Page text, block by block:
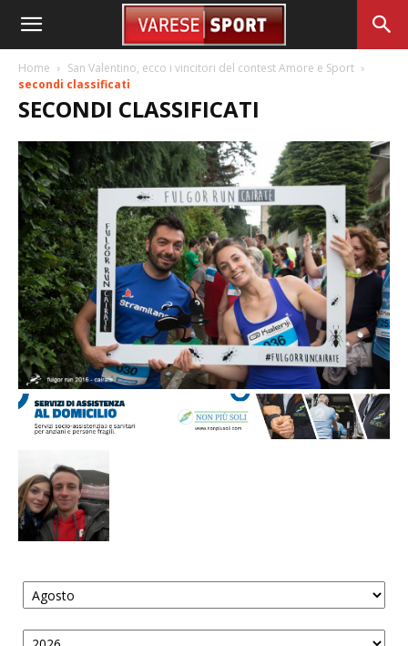
Home
San Valentino, ecco i vincitori del contest Amore e Sport
secondi classificati
SECONDI CLASSIFICATI